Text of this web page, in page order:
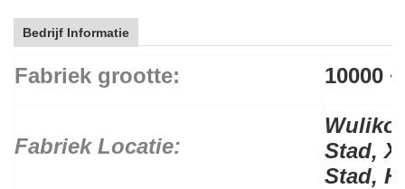
Bedrijf Informatie
Fabriek grootte: 10000
Fabriek Locatie:
Stad,
Stad,